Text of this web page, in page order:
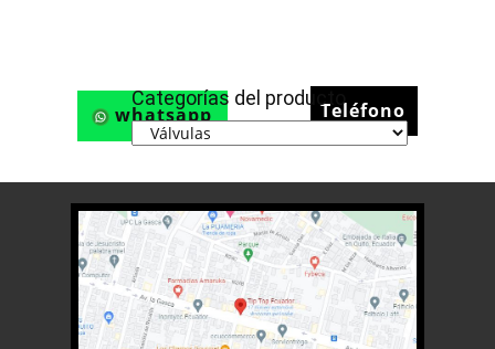
whatsapp Teléfono
Categorías del producto